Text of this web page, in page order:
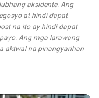
aksidente. Ang
at hindi dapat
na ito ay hindi dapat
Ang mga larawang
aktwal na pinangyarihan